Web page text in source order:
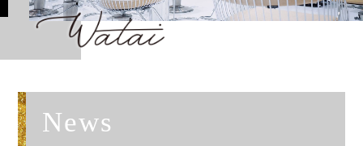
News